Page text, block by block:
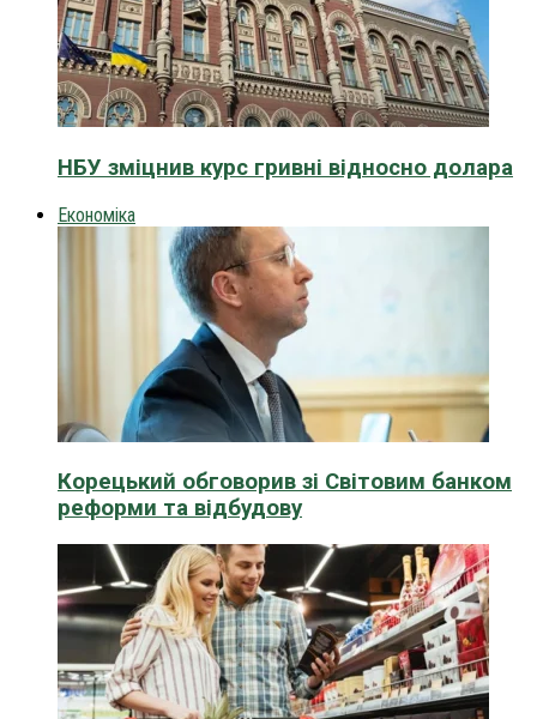
НБУ зміцнив курс гривні відносно долара
Економіка
Корецький обговорив зі Світовим банком
реформи та відбудову